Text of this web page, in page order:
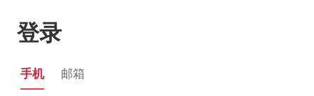
登录
手机 邮箱